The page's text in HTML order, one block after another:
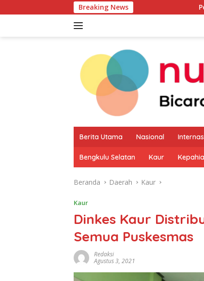
ke
Breaking News Pemkab Kaur
Berita Utama Nasional
Bengkulu Selatan Kaur
Beranda Daerah Kaur
Kaur
Dinkes Kaur
Semua Puskesmas
Redaksi
Agustus 3, 2021